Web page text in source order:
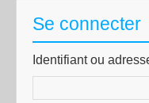
Se connecter
Identifiant ou